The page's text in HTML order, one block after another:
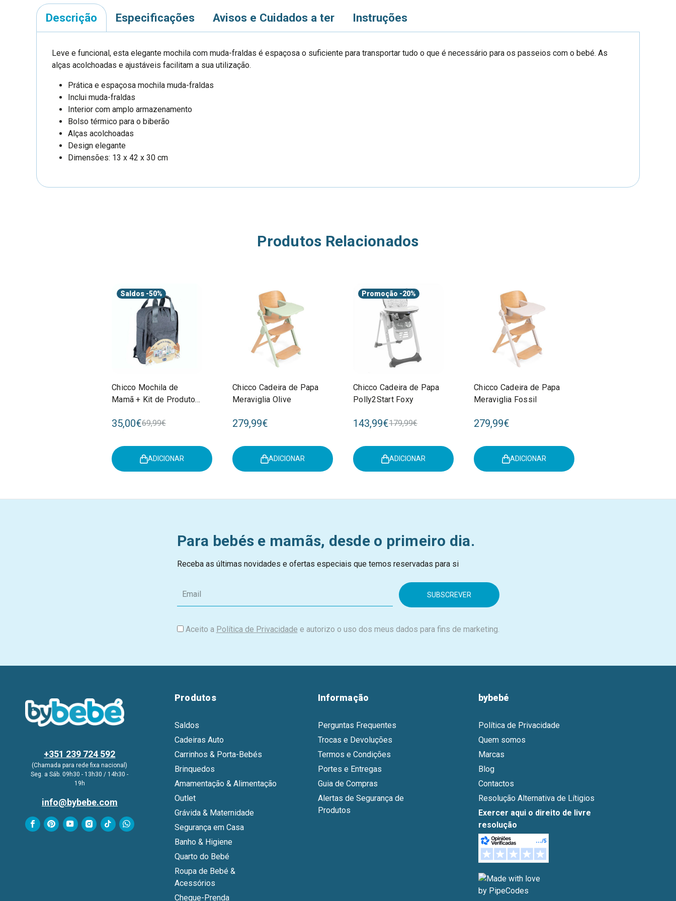
Descrição Especificações Avisos e Cuidados a ter Instruções
Leve e funcional, esta elegante mochila com muda-fraldas é espaçosa o suficiente para transportar tudo o que é necessário para os passeios com o bebé. As
alças acolchoadas e ajustáveis facilitam a sua utilização.
Prática e espaçosa mochila muda-fraldas
Inclui muda-fraldas
Interior com amplo armazenamento
Bolso térmico para o biberão
Alças acolchoadas
Design elegante
Dimensões: 13 x 42 x 30 cm
Produtos Relacionados
Saldos -50%
Chicco Mochila de
Mamã + Kit de Produtos
35,00€69,99€
ADICIONAR
Chicco Cadeira de Papa
Meraviglia Olive
279,99€
ADICIONAR
Promoção -20%
Chicco Cadeira de Papa
Polly2Start Foxy
143,99€179,99€
ADICIONAR
Chicco Cadeira de Papa
Meraviglia Fossil
279,99€
ADICIONAR
Para bebés e mamãs, desde o primeiro dia.
Receba as últimas novidades e ofertas especiais que temos reservadas para si
m
i
Aceito a Política de Privacidade e autorizo o uso dos meus dados para fins de marketing.
+351 239 724 592
(Chamada para rede fixa nacional)
Seg. a Sáb. 09h30 - 13h30 / 14h30 -
19h
info@bybebe.com
Produtos
Saldos
Cadeiras Auto
Carrinhos & Porta-Bebés
Brinquedos
Amamentação & Alimentação
Outlet
Grávida & Maternidade
Segurança em Casa
Banho & Higiene
Quarto do Bebé
Roupa de Bebé &
Acessórios
Cheque-Prenda
Informação
Perguntas Frequentes
Trocas e Devoluções
Termos e Condições
Portes e Entregas
Guia de Compras
Alertas de Segurança de
Produtos
bybebé
Política de Privacidade
Quem somos
Marcas
Blog
Contactos
Resolução Alternativa de Lítigios
Exercer aqui o direito de livre
resolução